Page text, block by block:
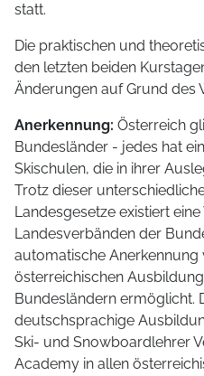
statt.
Die praktischen und
den letzten beiden
Änderungen auf Grund des
Anerkennung: Österreich
Bundesländer - jedes hat
Skischulen, die in ihrer
Trotz dieser
Landesgesetze existiert
Landesverbänden der
automatische
österreichischen
Bundesländern ermöglicht.
deutschsprachige
Ski- und Snowboardlehrer
Academy in allen